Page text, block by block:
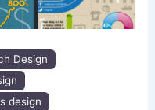
Design
design